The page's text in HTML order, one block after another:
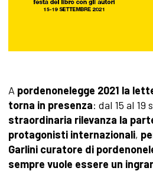
A pordenonelegge 2021 la
torna in presenza: dal 15 al 19
straordinaria rilevanza la
protagonisti internazionali,
Garlini curatore di
sempre vuole essere un